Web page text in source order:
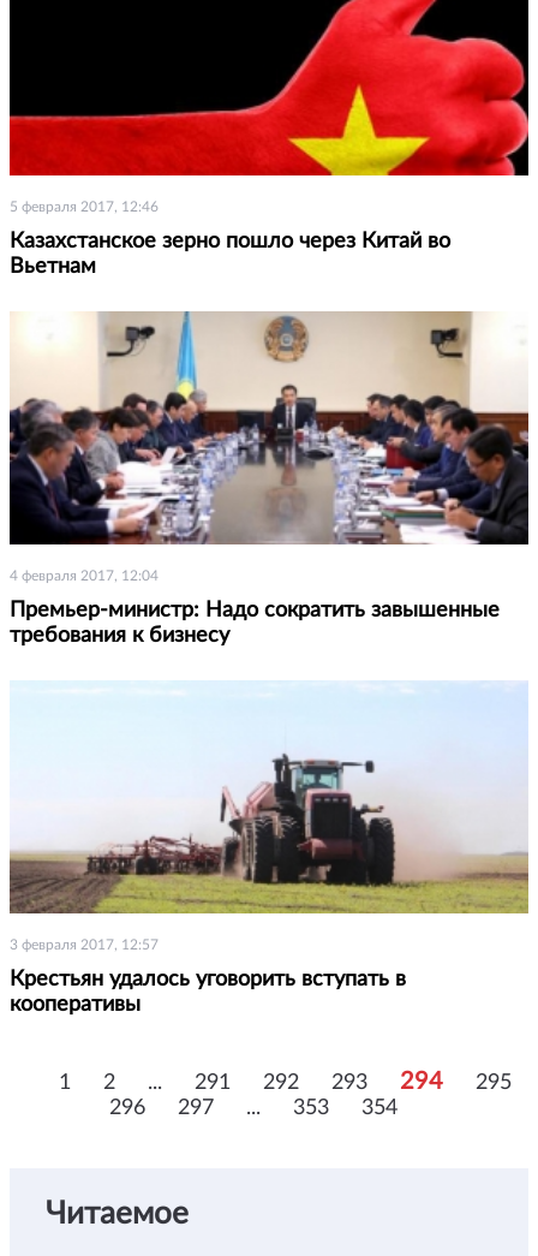
5 февраля 2017, 12:46
Казахстанское зерно пошло через Китай во
Вьетнам
4 февраля 2017, 12:04
Премьер-министр: Надо сократить завышенные
требования к бизнесу
3 февраля 2017, 12:57
Крестьян удалось уговорить вступать в
кооперативы
1 2 ... 291 292 293 294
295
296
297 ... 353 354
Читаемое